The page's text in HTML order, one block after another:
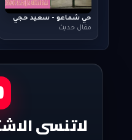
حي شماعو - سعيد حجي
مقال حديث
لاتنسى